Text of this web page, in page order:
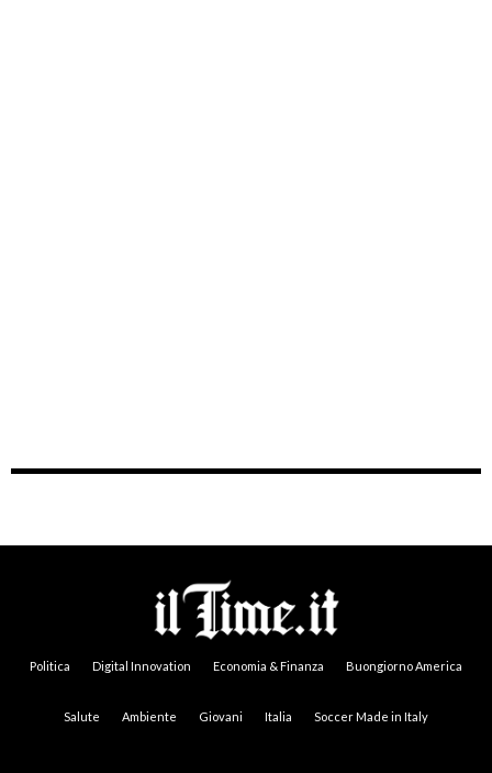
Politica Digital Innovation Economia & Finanza Buongiorno America
Salute Ambiente Giovani Italia Soccer Made in Italy